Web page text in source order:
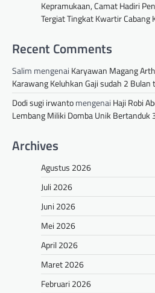
Kepramukaan, Camat Hadiri
Tergiat Tingkat Kwartir Cabang
Recent Comments
Salim mengenai Karyawan Magang
Karawang Keluhkan Gaji sudah 2 Bulan
Dodi sugi irwantomengenai Haji Robi
Lembang Miliki Domba Unik Bertanduk
Archives
Agustus 2026
Juli 2026
Juni 2026
Mei 2026
April 2026
Maret 2026
Februari 2026